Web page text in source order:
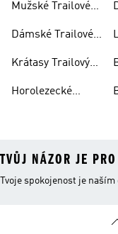
Boty
Mužské Trailové
Dámské Trailové
Krátasy Trailový
Horolezecké
TVŮJ NÁZOR JE
Tvoje spokojenost je